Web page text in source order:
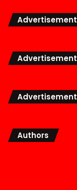
Advertisement
Advertisement
Advertisement
Authors